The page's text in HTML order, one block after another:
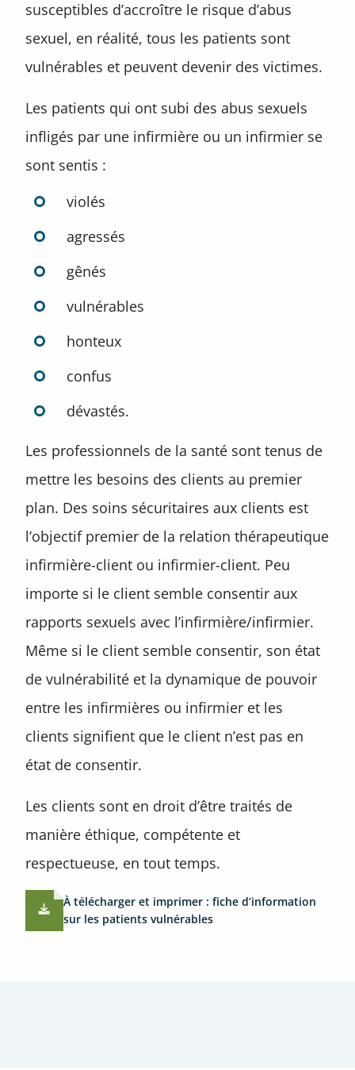
susceptibles d’accroître le risque d’abus
sexuel, en réalité, tous les patients sont
vulnérables et peuvent devenir des victimes.
Les patients qui ont subi des abus sexuels
infligés par une infirmière ou un infirmier se
sont sentis :
violés
agressés
gênés
vulnérables
honteux
confus
dévastés.
Les professionnels de la santé sont tenus de
mettre les besoins des clients au premier
plan. Des soins sécuritaires aux clients est
l’objectif premier de la relation thérapeutique
infirmière-client ou infirmier-client. Peu
importe si le client semble consentir aux
rapports sexuels avec l’infirmière/infirmier.
Même si le client semble consentir, son état
de vulnérabilité et la dynamique de pouvoir
entre les infirmières ou infirmier et les
clients signifient que le client n’est pas en
état de consentir.
Les clients sont en droit d’être traités de
manière éthique, compétente et
respectueuse, en tout temps.
À télécharger et imprimer : fiche d’information
sur les patients vulnérables